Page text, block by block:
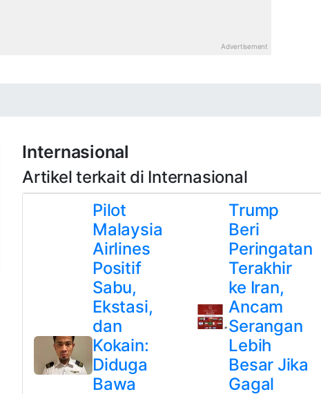
Internasional
Artikel terkait di Internasional
Pilot
Malaysia
Airlines
Positif
Sabu,
Ekstasi,
dan
Kokain:
Diduga
Bawa
Trump
Beri
Peringatan
Terakhir
ke Iran,
Ancam
Serangan
Lebih
Besar Jika
Gagal